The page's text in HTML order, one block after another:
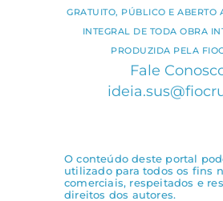
GRATUITO, PÚBLICO E ABERTO
INTEGRAL DE TODA OBRA
PRODUZIDA PELA
Fale
O conteúdo deste portal
utilizado para todos os fins
comerciais, respeitados e
direitos dos autores.